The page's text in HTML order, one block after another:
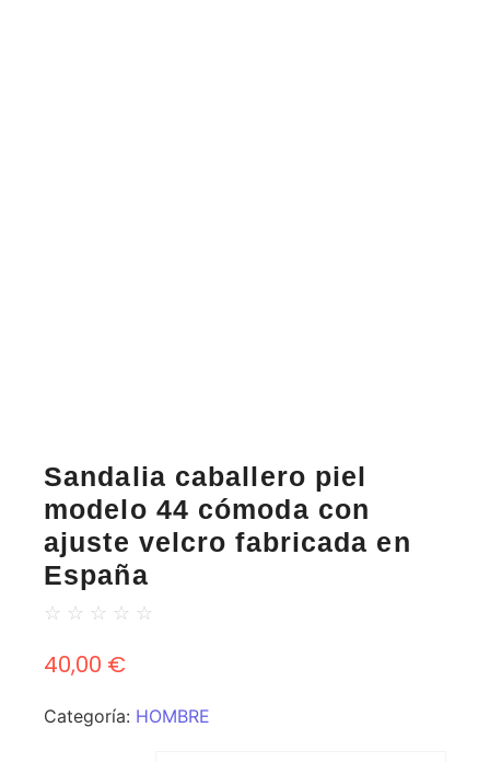
Sandalia caballero piel
modelo 44 cómoda con
ajuste velcro fabricada en
España
☆ ☆ ☆ ☆ ☆
40,00 €
Categoría: HOMBRE